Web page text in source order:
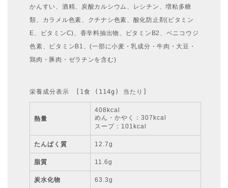
かんすい、酒精、炭酸カルシウム、レシチン、増粘多糖
類、カラメル色素、クチナシ色素、酸化防止剤(ビタミン
E、ビタミンC)、香辛料抽出物、ビタミンB2、ベニコウジ
色素、ビタミンB1、(一部に小麦・乳成分・牛肉・大豆・
鶏肉・豚肉・ゼラチンを含む)
栄養成分表示　[1食 (114g) 当たり]
熱量
408kcal
めん・かやく：307kcal
スープ：101kcal
たんぱく質 12.7g
脂質 11.6g
炭水化物 63.3g